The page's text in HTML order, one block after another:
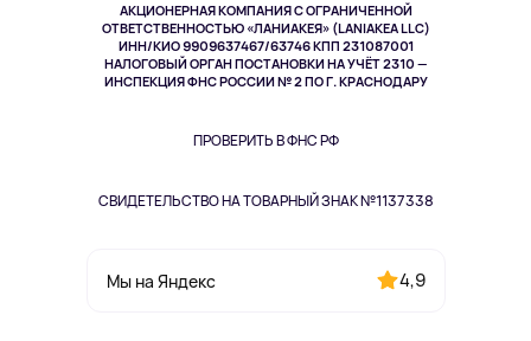
АКЦИОНЕРНАЯ КОМПАНИЯ С ОГРАНИЧЕННОЙ
ОТВЕТСТВЕННОСТЬЮ «ЛАНИАКЕЯ» (LANIAKEA LLC)
ИНН/КИО 9909637467/63746 КПП 231087001
НАЛОГОВЫЙ ОРГАН ПОСТАНОВКИ НА УЧЁТ 2310 —
ИНСПЕКЦИЯ ФНС РОССИИ № 2 ПО Г. КРАСНОДАРУ
ПРОВЕРИТЬ В ФНС РФ
СВИДЕТЕЛЬСТВО НА ТОВАРНЫЙ ЗНАК №1137338
Мы на Яндекс 4,9
Здоровье питомцев
Одежда и аксессуары